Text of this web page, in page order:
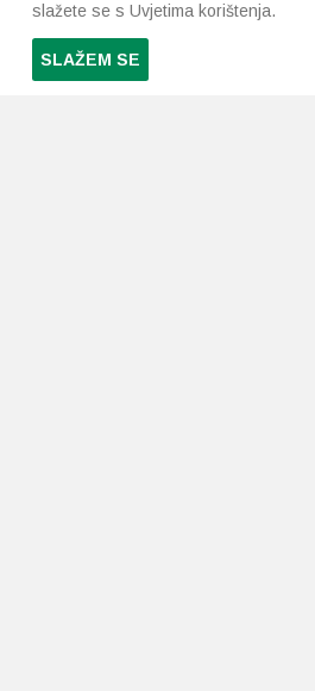
slažete se s Uvjetima korištenja.
SLAŽEM SE